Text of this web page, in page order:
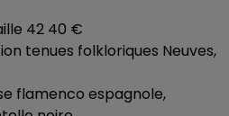
42 40 €
tenues folkloriques Neuves,
flamenco espagnole,